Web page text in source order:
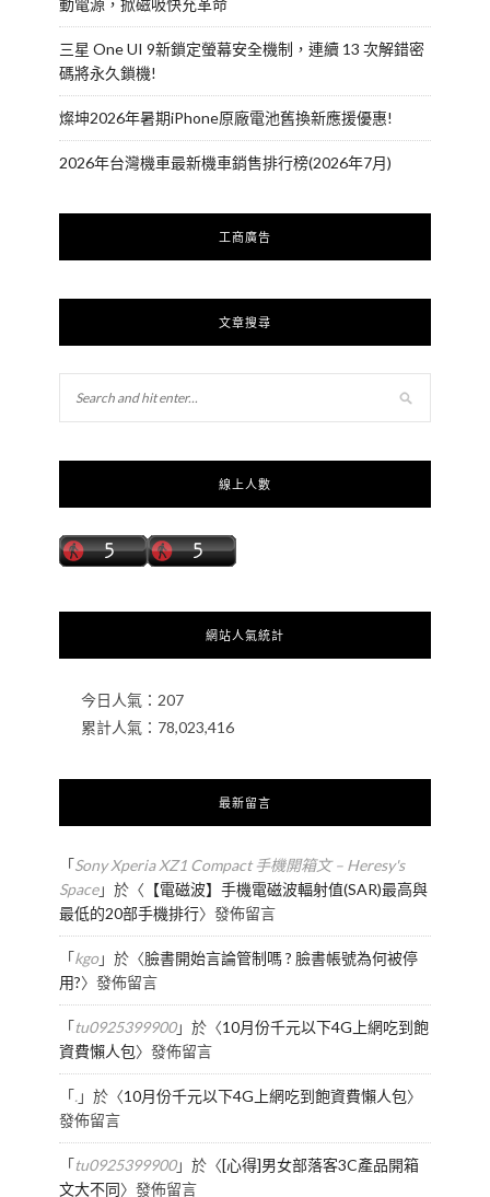
動電源，掀磁吸快充革命
三星 One UI 9新鎖定螢幕安全機制，連續 13 次解錯密
碼將永久鎖機!
燦坤2026年暑期iPhone原廠電池舊換新應援優惠!
2026年台灣機車最新機車銷售排行榜(2026年7月)
工商廣告
文章搜尋
線上人數
網站人氣統計
今日人氣： 207
累計人氣： 78,023,416
最新留言
「Sony Xperia XZ1 Compact 手機開箱文 – Heresy's
Space」於〈 【電磁波】手機電磁波輻射值(SAR)最高與
最低的20部手機排行〉發佈留言
「kgo」於〈臉書開始言論管制嗎 ? 臉書帳號為何被停
用?〉發佈留言
「tu0925399900」於〈10月份千元以下4G上網吃到飽
資費懶人包〉發佈留言
「.」於〈10月份千元以下4G上網吃到飽資費懶人包〉
發佈留言
「tu0925399900」於〈[心得]男女部落客3C產品開箱
文大不同〉發佈留言